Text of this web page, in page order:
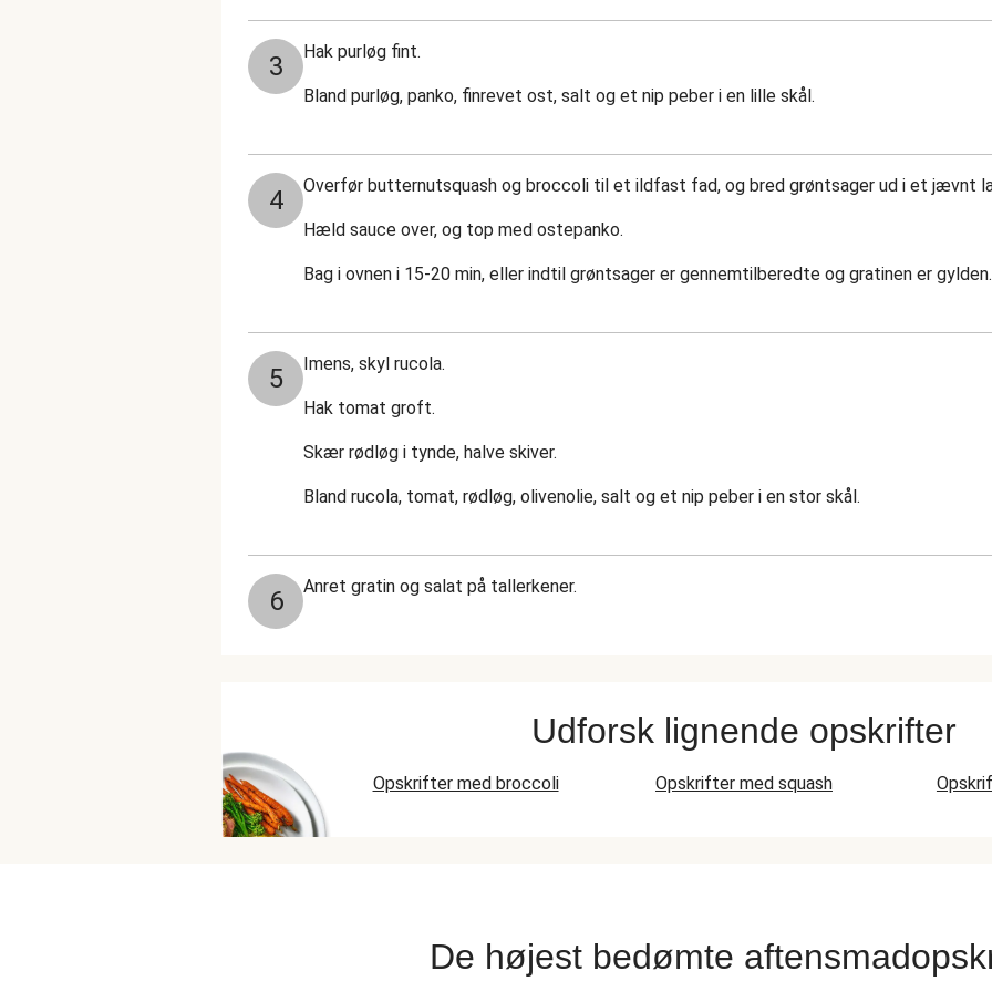
3 Hak purløg fint.
Bland purløg, panko, finrevet ost, salt og et nip peber i en lille skål.
4 Overfør butternutsquash og broccoli til et ildfast fad, og bred grøntsager ud i et jævnt
Hæld sauce over, og top med ostepanko.
Bag i ovnen i 15-20 min, eller indtil grøntsager er gennemtilberedte og gratinen er gylden.
5 Imens, skyl rucola.
Hak tomat groft.
Skær rødløg i tynde, halve skiver.
Bland rucola, tomat, rødløg, olivenolie, salt og et nip peber i en stor skål.
6 Anret gratin og salat på tallerkener.
Udforsk lignende opskrifter
Opskrifter med broccoli Opskrifter med squash
De højest bedømte